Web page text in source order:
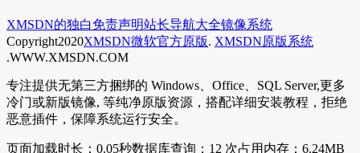
XMSDN的独白免责声明站长导航大全镜像系统
Copyright2020XMSDN微软官方原版. XMSDN原版系统
.WWW.XMSDN.COM
专注提供无第三方捆绑的 Windows、Office、SQL Server,更多
冷门或新版镜像, 等纯净原版资源，搭配详细安装教程，拒绝
恶意插件，保障系统运行安全。
页面加载时长：0.05秒数据库查询：12 次占用内存：6.24MB